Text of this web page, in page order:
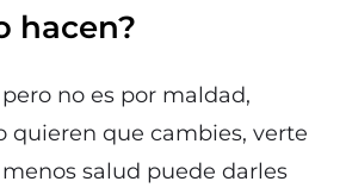
hacen?
no es por maldad,
quieren que cambies, verte
salud puede darles